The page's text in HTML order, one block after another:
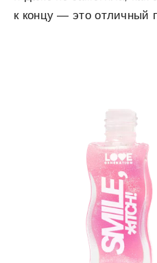
к концу — это отличный